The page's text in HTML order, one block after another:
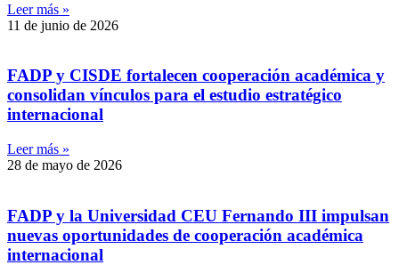
Leer más »
11 de junio de 2026
FADP y CISDE fortalecen cooperación académica y
consolidan vínculos para el estudio estratégico
internacional
Leer más »
28 de mayo de 2026
FADP y la Universidad CEU Fernando III impulsan
nuevas oportunidades de cooperación académica
internacional